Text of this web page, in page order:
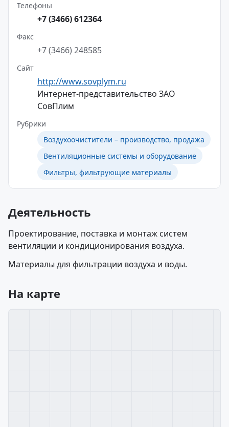
Телефоны
+7 (3466) 612364
Факс
+7 (3466) 248585
Сайт
http://www.sovplym.ru
Интернет-представительство ЗАО
СовПлим
Рубрики
Воздухоочистители – производство, продажа
Вентиляционные системы и оборудование
Фильтры, фильтрующие материалы
Деятельность
Проектирование, поставка и монтаж систем
вентиляции и кондиционирования воздуха.
Материалы для фильтрации воздуха и воды.
На карте